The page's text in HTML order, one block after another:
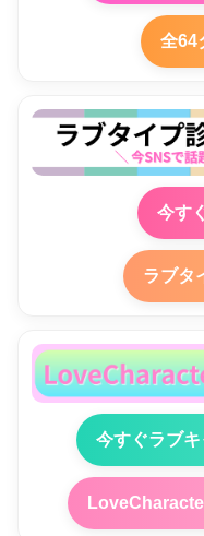
全64
今す
ラブタ
今すぐラブキ